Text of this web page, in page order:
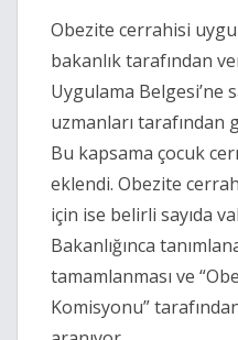
Obezite cerrahisi
bakanlık tarafından
Uygulama Belgesi’ne
uzmanları
Bu kapsama çocuk
eklendi. Obezite
için ise belirli sayıda
Bakanlığınca
tamamlanması ve
Komisyonu”